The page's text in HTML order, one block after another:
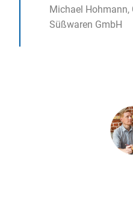
Michael Hohmann,
Süßwaren GmbH